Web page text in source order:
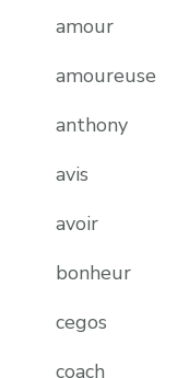
amour
amoureuse
anthony
avis
avoir
bonheur
cegos
coach